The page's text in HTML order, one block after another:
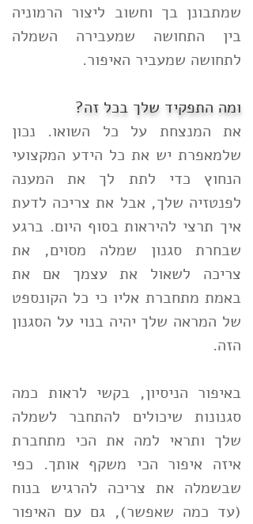
שמתבונן בך וחשוב ליצור הרמוניה
בין התחושה שמעבירה השמלה
לתחושה שמעביר האיפור.
ומה התפקיד שלך בכל זה?
את המנצחת על כל השואו. נכון
שלמאפרת יש את כל הידע המקצועי
הנחוץ כדי לתת לך את המענה
לפנטזיה שלך, אבל את צריכה לדעת
איך תרצי להיראות בסוף היום. ברגע
שבחרת סגנון שמלה מסוים, את
צריכה לשאול את עצמך אם את
באמת מתחברת אליו כי כל הקונספט
של המראה שלך יהיה בנוי על הסגנון
הזה.
באיפור הניסיון, בקשי לראות כמה
סגנונות שיכולים להתחבר לשמלה
שלך ותראי למה את הכי מתחברת
איזה איפור הכי משקף אותך. כפי
שבשמלה את צריכה להרגיש בנוח
(עד כמה שאפשר), גם עם האיפור